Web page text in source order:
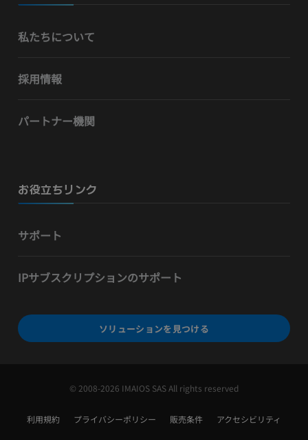
私たちについて
採用情報
パートナー機関
お役立ちリンク
サポート
IPサブスクリプションのサポート
ソリューションを見つける
© 2008-2026 IMAIOS SAS All rights reserved
利用規約 プライバシーポリシー 販売条件 アクセシビリティ